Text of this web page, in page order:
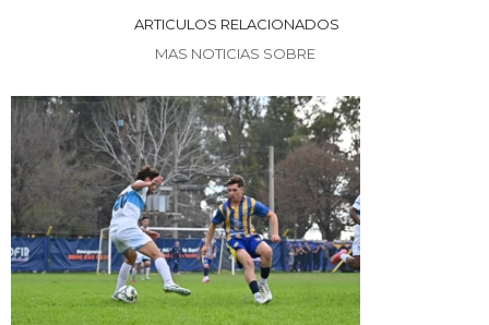
ARTICULOS RELACIONADOS
MAS NOTICIAS SOBRE